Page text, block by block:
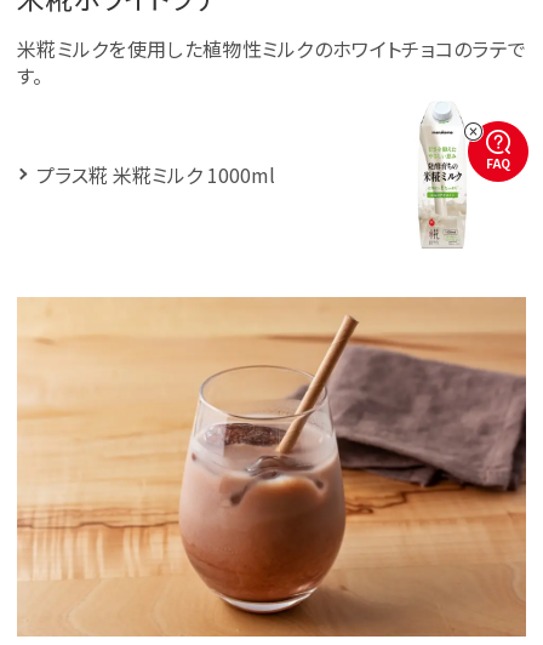
米糀ミルクを使用した植物性ミルクのホワイトチョコのラテで
す。
プラス糀 米糀ミルク 1000ml FAQ